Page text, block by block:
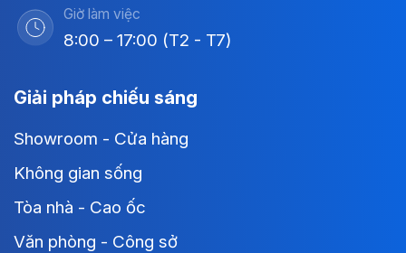
Giờ làm việc
8:00 – 17:00 (T2 - T7)
Giải pháp chiếu sáng
Showroom - Cửa hàng
Không gian sống
Tòa nhà - Cao ốc
Văn phòng - Công sở